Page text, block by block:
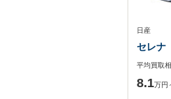
日産
セレナ
平均買取
8.1万円